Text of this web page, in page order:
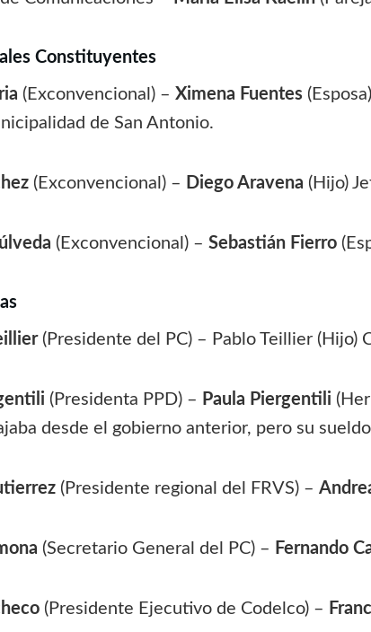
Constituyentes
(Exconvencional) – Ximena Fuentes
de San Antonio.
(Exconvencional) – Diego Aravena (Hijo)
(Exconvencional) – Sebastián Fierro
(Presidente del PC) – Pablo Teillier (Hijo)
(Presidenta PPD) – Paula Piergentili
desde el gobierno anterior, pero su
(Presidente regional del FRVS) –
(Secretario General del PC) – Fernando
(Presidente Ejecutivo de Codelco) –